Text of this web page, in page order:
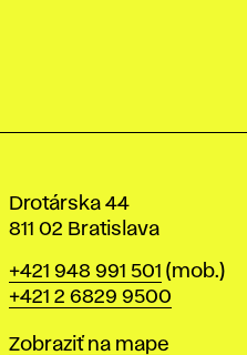
Drotárska 44
811 02 Bratislava
Telefón
+421 948 991 501 (mob.)
+421 2 6829 9500
Mapa
Zobraziť na mape